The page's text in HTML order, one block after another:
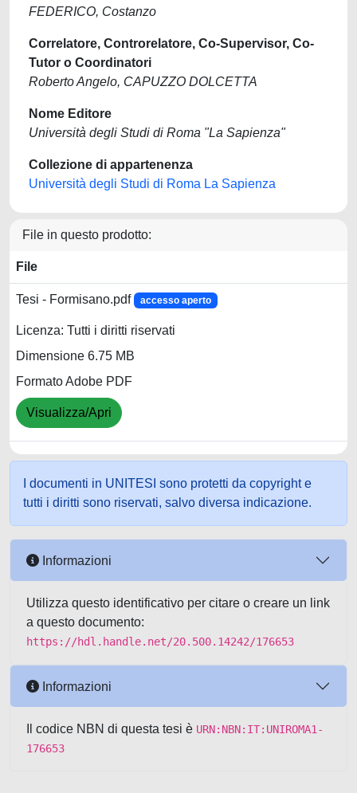
FEDERICO, Costanzo
Correlatore, Controrelatore, Co-Supervisor, Co-
Tutor o Coordinatori
Roberto Angelo, CAPUZZO DOLCETTA
Nome Editore
Università degli Studi di Roma "La Sapienza"
Collezione di appartenenza
Università degli Studi di Roma La Sapienza
File in questo prodotto:
File
Tesi - Formisano.pdf accesso aperto
Licenza: Tutti i diritti riservati
Dimensione 6.75 MB
Formato Adobe PDF
Visualizza/Apri
I documenti in UNITESI sono protetti da copyright e
tutti i diritti sono riservati, salvo diversa indicazione.
Informazioni
Utilizza questo identificativo per citare o creare un link
a questo documento:
https://hdl.handle.net/20.500.14242/176653
Informazioni
Il codice NBN di questa tesi è URN:NBN:IT:UNIROMA1-
176653